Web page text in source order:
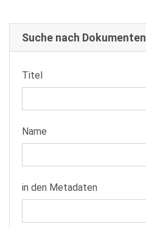
Suche nach Dokumenten
Titel
Name
in den Metadaten